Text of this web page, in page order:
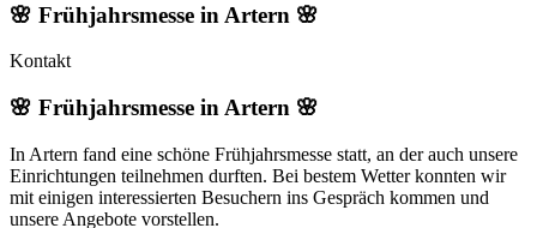
🌸 Frühjahrsmesse in Artern 🌸
Kontakt
🌸 Frühjahrsmesse in Artern 🌸
In Artern fand eine schöne Frühjahrsmesse statt, an der auch unsere
Einrichtungen teilnehmen durften. Bei bestem Wetter konnten wir
mit einigen interessierten Besuchern ins Gespräch kommen und
unsere Angebote vorstellen.